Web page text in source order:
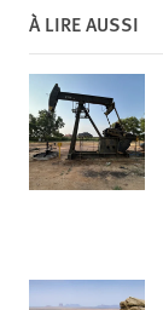
À LIRE AUSSI